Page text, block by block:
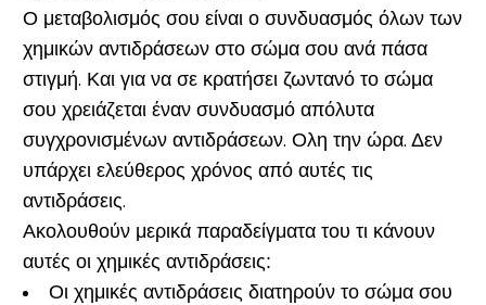
Ο μεταβολισμός σου είναι ο συνδυασμός όλων των
χημικών αντιδράσεων στο σώμα σου ανά πάσα
στιγμή. Και για να σε κρατήσει ζωντανό το σώμα
σου χρειάζεται έναν συνδυασμό απόλυτα
συγχρονισμένων αντιδράσεων. Ολη την ώρα. Δεν
υπάρχει ελεύθερος χρόνος από αυτές τις
αντιδράσεις.
Ακολουθούν μερικά παραδείγματα του τι κάνουν
αυτές οι χημικές αντιδράσεις:
Οι χημικές αντιδράσεις διατηρούν το σώμα σου